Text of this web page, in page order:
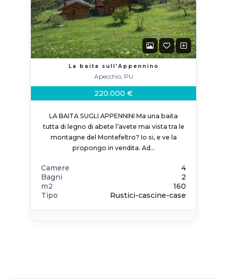
La baita sull'Appennino
Apecchio, PU
220.000 €
LA BAITA SUGLI APPENNINI Ma una baita
tutta di legno di abete l’avete mai vista tra le
montagne del Montefeltro? Io si, e ve la
propongo in vendita. Ad…
Camere
4
Bagni
2
m2
160
Tipo
Rustici-cascine-case